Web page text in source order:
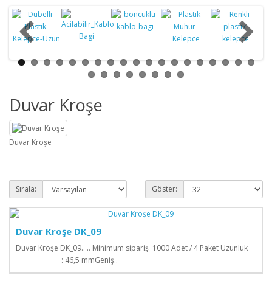
Duvar Kroşe
Duvar Kroşe
Sırala: Göster:
Duvar Kroşe DK_09
Duvar Kroşe DK_09.. .. Minimum sipariş 1000 Adet / 4 Paket Uzunluk
: 46,5 mmGeniş..